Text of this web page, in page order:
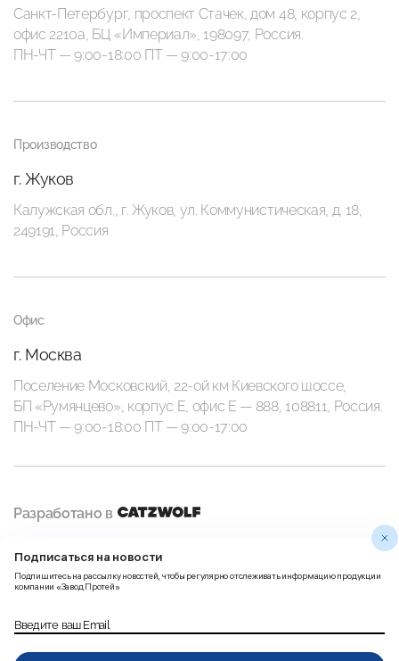
Санкт-Петербург, проспект Стачек, дом 48, корпус 2,
офис 2210а, БЦ «Империал», 198097, Россия.
ПН-ЧТ — 9:00-18:00 ПТ — 9:00-17:00
Производство
г. Жуков
Калужская обл., г. Жуков, ул. Коммунистическая, д. 18,
249191, Россия
Офис
г. Москва
Поселение Московский, 22-ой км Киевского шоссе,
БП «Румянцево», корпус Е, офис E — 888, 108811, Россия.
ПН-ЧТ — 9:00-18:00 ПТ — 9:00-17:00
конфиденциальности
Пользовательских данных
Согласие на получение
рассылки рекламно-
Карта сайта
Разработано в
Подписаться на новости
Подпишитесь на рассылку новостей, чтобы регулярно отслеживать информацию продукции
компании «Завод Протей»
Введите ваш Email